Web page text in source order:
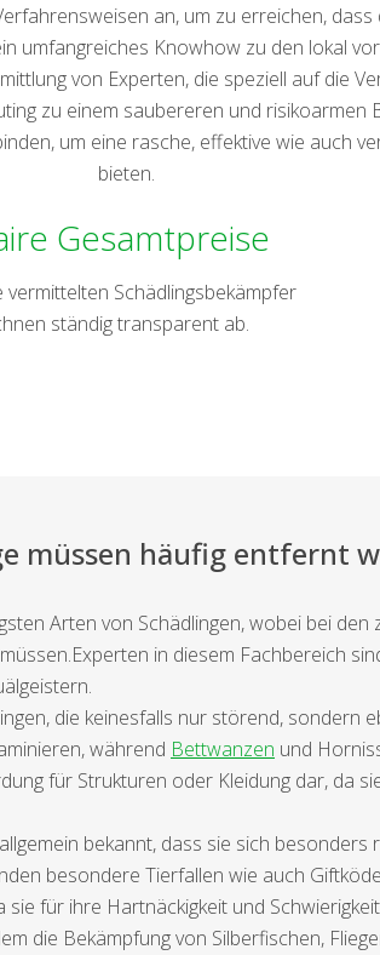
an, um zu erreichen,
umfangreiches Knowhow zu den lokal
von Experten, die speziell auf die
zu einem saubereren und risikoarmen
um eine rasche, effektive wie auch
bieten.
Gesamtpreise
vermittelten Schädlingsbekämpfer
ständig transparent ab.
müssen häufig entfernt
Arten von Schädlingen, wobei bei den
in diesem Fachbereich
die keinesfalls nur störend, sondern
während Bettwanzen und
für Strukturen oder Kleidung dar, da
bekannt, dass sie sich
besondere Tierfallen wie auch
für ihre Hartnäckigkeit und
die Bekämpfung von Silberfischen,